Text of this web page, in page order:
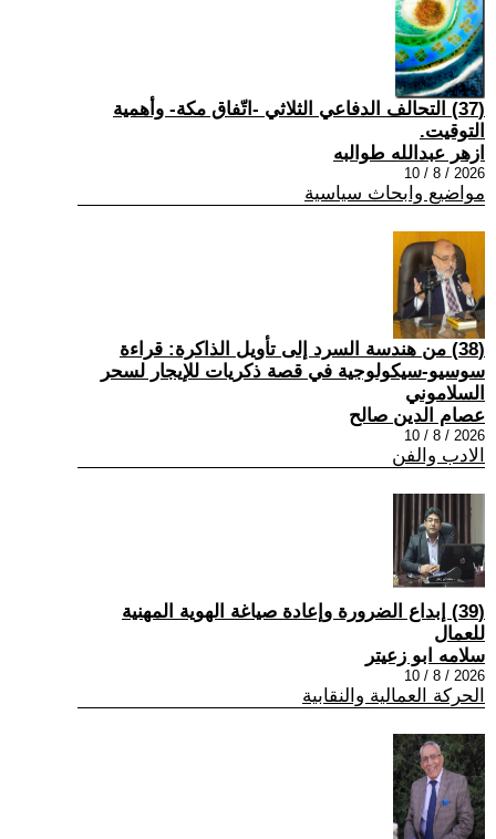
(37) التحالف الدفاعي الثلاثي -اتّفاق مكة- وأهمية
التوقيت.
ازهر عبدالله طوالبه
2026 / 8 / 10
مواضيع وابحاث سياسية
(38) من هندسة السرد إلى تأويل الذاكرة: قراءة
سوسيو-سيكولوجية في قصة ذكريات للإيجار لسحر
السلاموني
عصام الدين صالح
2026 / 8 / 10
الادب والفن
(39) إبداع الضرورة وإعادة صياغة الهوية المهنية
للعمال
سلامه ابو زعيتر
2026 / 8 / 10
الحركة العمالية والنقابية